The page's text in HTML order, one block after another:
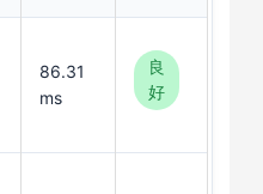
86.31
ms
良
好